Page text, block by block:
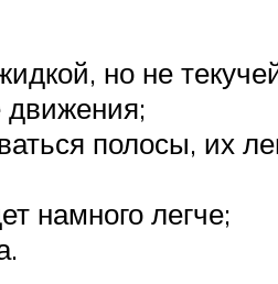
но не
движения;
полосы, их
намного легче;